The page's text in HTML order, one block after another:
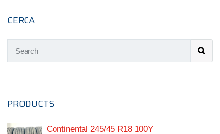
CERCA
PRODUCTS
Continental 245/45 R18 100Y